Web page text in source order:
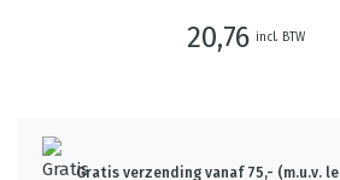
20,76 incl. BTW
Gratis verzending vanaf 75,- (m.u.v.